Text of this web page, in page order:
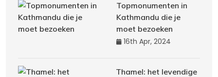
Topmonumenten in
Kathmandu die je
moet bezoeken
16th Apr, 2024
Thamel: het levendige